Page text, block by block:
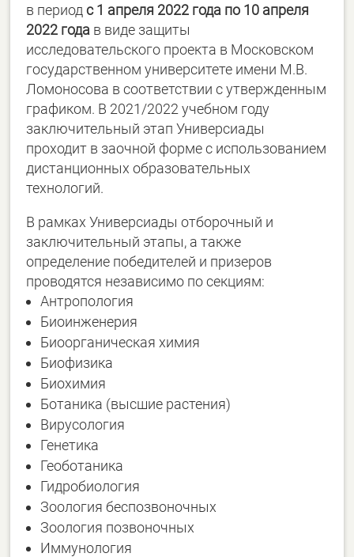
в периодс 1 апреля 2022 года по 10 апреля
2022 года в виде защиты
исследовательского проекта в Московском
государственном университете имени М.В.
Ломоносова в соответствии с утвержденным
графиком. В 2021/2022 учебном году
заключительный этап Универсиады
проходит в заочной форме с использованием
дистанционных образовательных
технологий.
В рамках Универсиады отборочный и
заключительный этапы, а также
определение победителей и призеров
проводятся независимо по секциям:
Антропология
Биоинженерия
Биоорганическая химия
Биофизика
Биохимия
Ботаника (высшие растения)
Вирусология
Генетика
Геоботаника
Гидробиология
Зоология беспозвоночных
Зоология позвоночных
Иммунология